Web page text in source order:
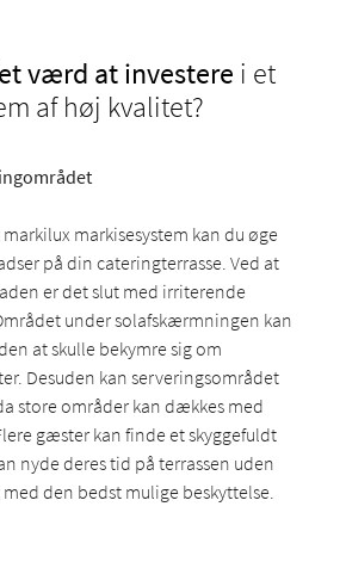
værd at investere i et
af høj kvalitet?
markisesystem kan du øge
på din cateringterrasse. Ved at
er det slut med irriterende
under solafskærmningen kan
at skulle bekymre sig om
Desuden kan serveringsområdet
store områder kan dækkes med
gæster kan finde et skyggefuldt
nyde deres tid på terrassen uden
den bedst mulige beskyttelse.